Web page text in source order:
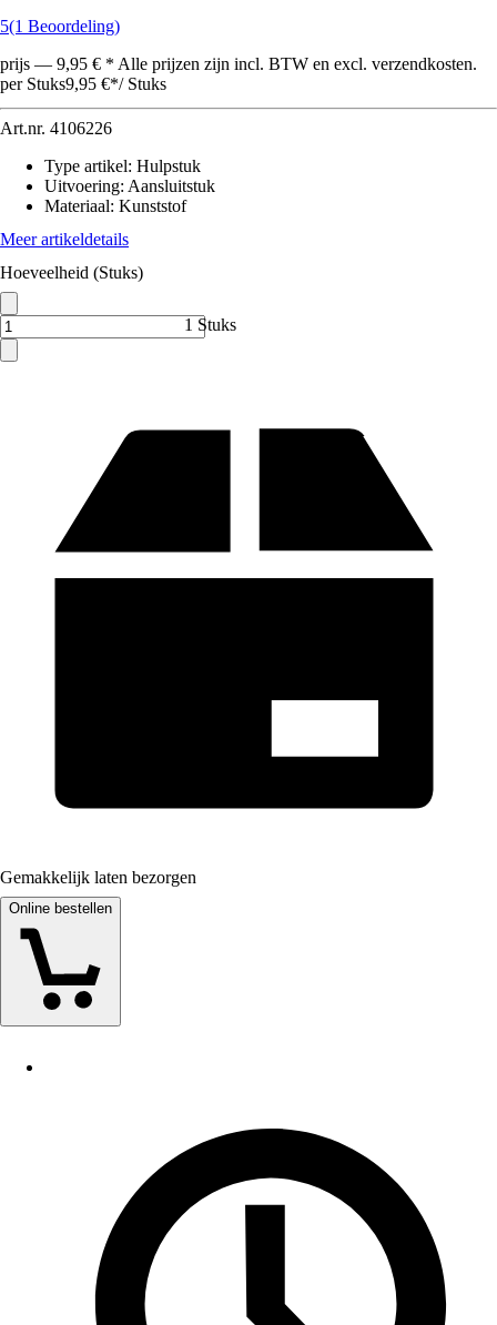
5(1 Beoordeling)
prijs — 9,95 € * Alle prijzen zijn incl. BTW en excl. verzendkosten.
per Stuks9,95 €*/ Stuks
Art.nr. 4106226
Type artikel: Hulpstuk
Uitvoering: Aansluitstuk
Materiaal: Kunststof
Meer artikeldetails
Hoeveelheid (Stuks)
1 Stuks
Gemakkelijk laten bezorgen
Online bestellen